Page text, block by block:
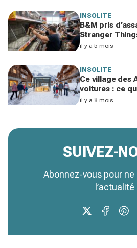
INSOLITE
B&M pris
Stranger
vendue bien
il y a 5 mois
INSOLITE
Ce village des
voitures : ce
le pays et
il y a 8 mois
SUIVEZ-
Abonnez-vous pour ne
l’actualité